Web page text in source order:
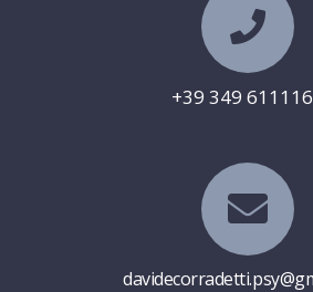

+39 349
